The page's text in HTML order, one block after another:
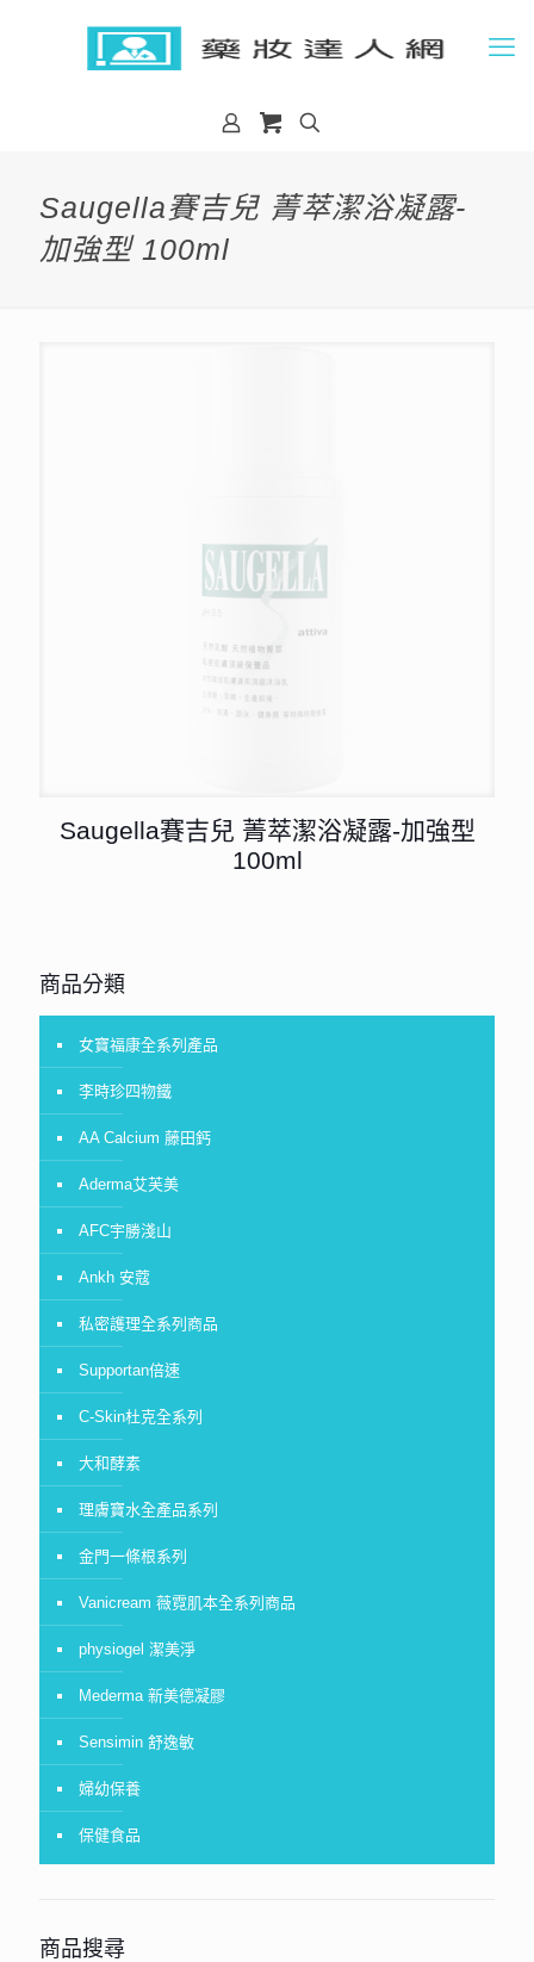
Saugella賽吉兒 菁萃潔浴凝露-
加強型 100ml
Saugella賽吉兒 菁萃潔浴凝露-加強型
100ml
商品分類
女寶福康全系列產品
李時珍四物鐵
AA Calcium 藤田鈣
Aderma艾芙美
AFC宇勝淺山
Ankh 安蔻
私密護理全系列商品
Supportan倍速
C-Skin杜克全系列
大和酵素
理膚寶水全產品系列
金門一條根系列
Vanicream 薇霓肌本全系列商品
physiogel 潔美淨
Mederma 新美德凝膠
Sensimin 舒逸敏
婦幼保養
保健食品
商品搜尋